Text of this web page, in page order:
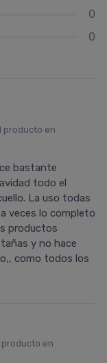
0
0
producto en
bastante
todo el
La uso todas
veces lo completo
productos
y no hace
como todos los
producto en